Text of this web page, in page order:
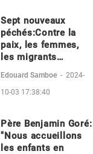
Sept nouveaux
péchés:Contre la
paix, les femmes,
les migrants…
Edouard Samboe - 2024-
10-03 17:38:40
Père Benjamin Goré:
"Nous accueillons
les enfants en